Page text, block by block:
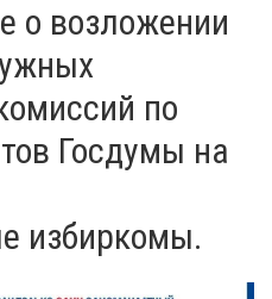
о возложении
по
Госдумы на
избиркомы.